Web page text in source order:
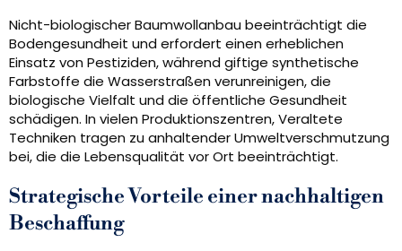
Nicht-biologischer Baumwollanbau beeinträchtigt die
Bodengesundheit und erfordert einen erheblichen
Einsatz von Pestiziden, während giftige synthetische
Farbstoffe die Wasserstraßen verunreinigen, die
biologische Vielfalt und die öffentliche Gesundheit
schädigen. In vielen Produktionszentren, Veraltete
Techniken tragen zu anhaltender Umweltverschmutzung
bei, die die Lebensqualität vor Ort beeinträchtigt.
Strategische Vorteile einer nachhaltigen
Beschaffung